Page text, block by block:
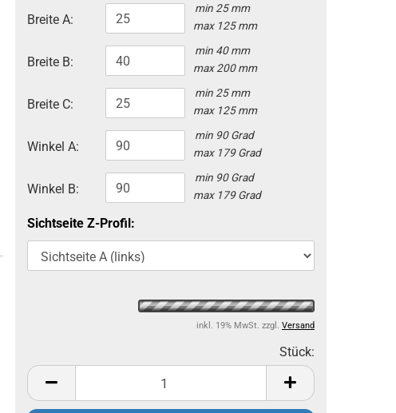
Breite A:
min 25 mm
max 125 mm
Breite B:
min 40 mm
max 200 mm
Breite C:
min 25 mm
max 125 mm
Winkel A:
min 90 Grad
max 179 Grad
Winkel B:
min 90 Grad
max 179 Grad
Sichtseite Z-Profil:
inkl. 19% MwSt. zzgl. Versand
Stück: